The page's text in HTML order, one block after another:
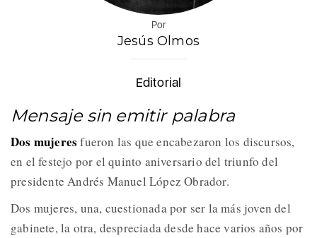
Por
Jesús Olmos
Editorial
Mensaje sin emitir palabra
Dos mujeres fueron las que encabezaron los discursos,
en el festejo por el quinto aniversario del triunfo del
presidente Andrés Manuel López Obrador.
Dos mujeres, una, cuestionada por ser la más joven del
gabinete, la otra, despreciada desde hace varios años por